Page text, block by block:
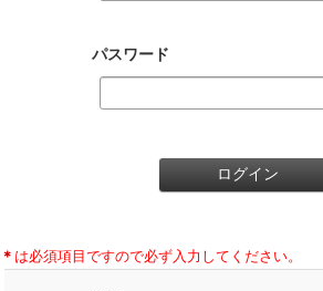
パスワード
＊ は必須項目ですので必ず入力してください。